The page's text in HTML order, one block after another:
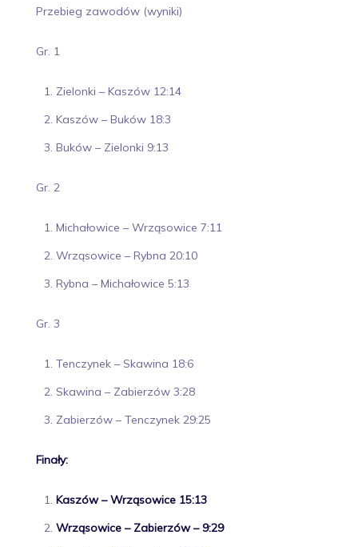
Przebieg zawodów (wyniki)
Gr. 1
Zielonki – Kaszów 12:14
Kaszów – Buków 18:3
Buków – Zielonki 9:13
Gr. 2
Michałowice – Wrząsowice 7:11
Wrząsowice – Rybna 20:10
Rybna – Michałowice 5:13
Gr. 3
Tenczynek – Skawina 18:6
Skawina – Zabierzów 3:28
Zabierzów – Tenczynek 29:25
Finały:
Kaszów – Wrząsowice 15:13
Wrząsowice – Zabierzów – 9:29